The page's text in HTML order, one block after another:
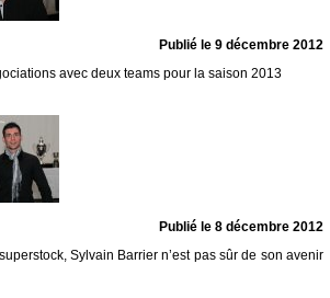
Publié le 9 décembre 2012
avec deux teams pour la saison 2013
Publié le 8 décembre 2012
Sylvain Barrier n’est pas sûr de son avenir